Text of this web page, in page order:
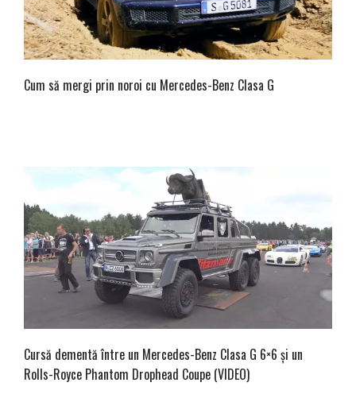
Cum să mergi prin noroi cu Mercedes-Benz Clasa G
Cursă dementă între un Mercedes-Benz Clasa G 6×6 și un
Rolls-Royce Phantom Drophead Coupe (VIDEO)